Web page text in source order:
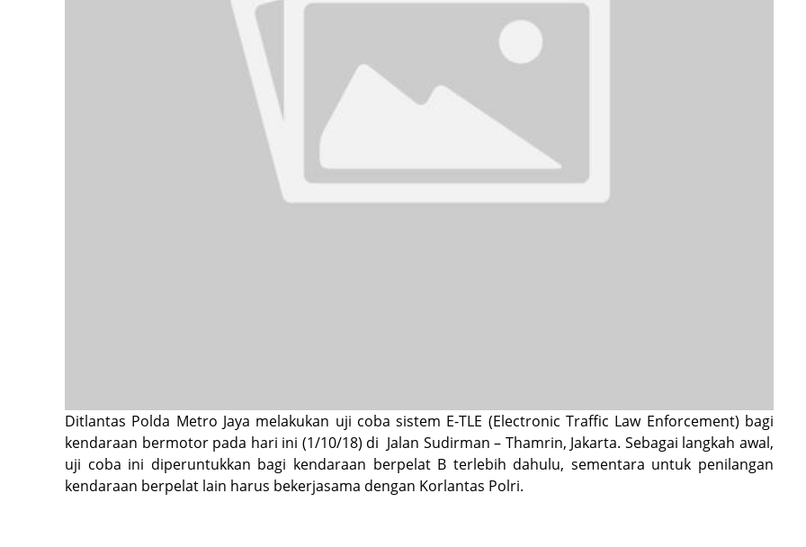
Ditlantas Polda Metro Jaya melakukan uji coba sistem E-TLE (Electronic Traffic Law Enforcement) bagi
kendaraan bermotor pada hari ini (1/10/18) di Jalan Sudirman – Thamrin, Jakarta. Sebagai langkah awal,
uji coba ini diperuntukkan bagi kendaraan berpelat B terlebih dahulu, sementara untuk penilangan
kendaraan berpelat lain harus bekerjasama dengan Korlantas Polri.